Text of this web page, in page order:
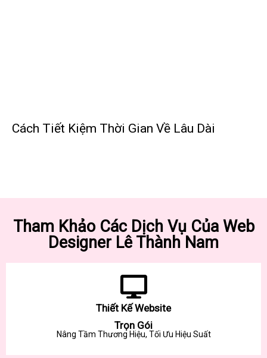
Cách Tiết Kiệm Thời Gian Về Lâu Dài
Tham Khảo Các Dịch Vụ Của Web
Designer Lê Thành Nam
Thiết Kế Website
Trọn Gói
Nâng Tầm Thương Hiệu, Tối Ưu Hiệu Suất